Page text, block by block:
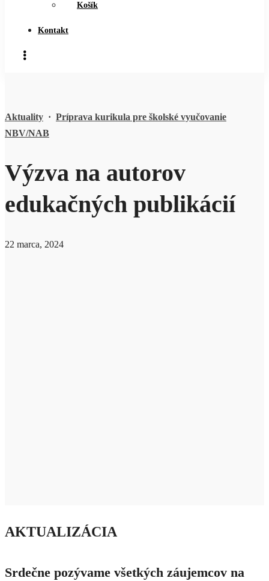
Košík
Kontakt
Aktuality · Príprava kurikula pre školské vyučovanie
NBV/NAB
Výzva na autorov
edukačných publikácií
22 marca, 2024
AKTUALIZÁCIA
Srdečne pozývame všetkých záujemcov na